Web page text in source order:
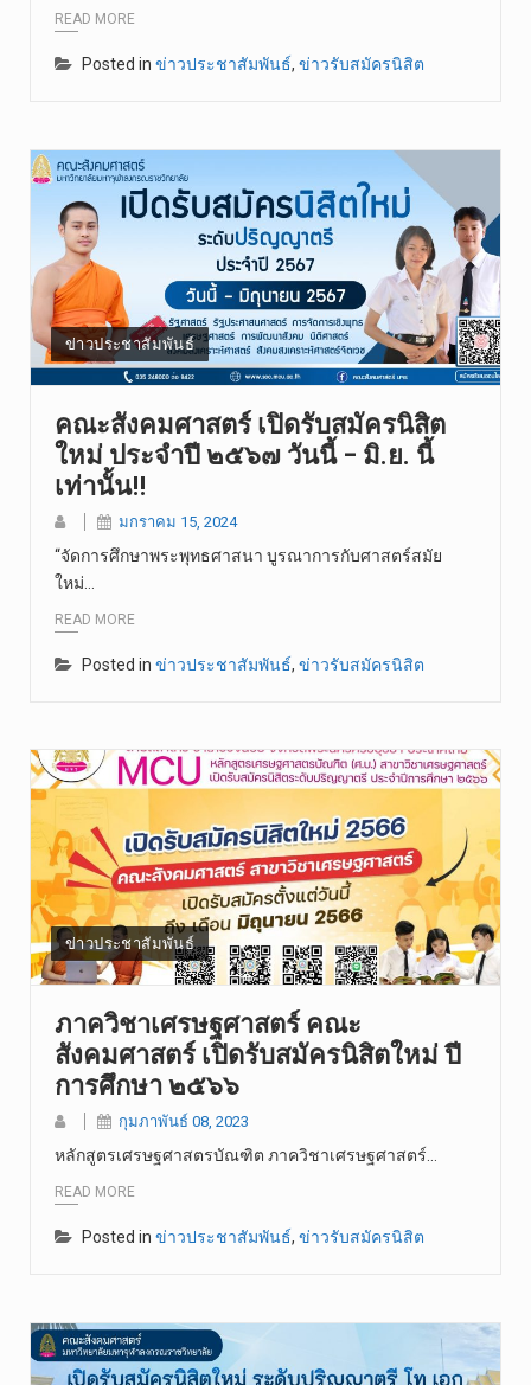
READ MORE
Posted in ข่าวประชาสัมพันธ์, ข่าวรับสมัครนิสิต
ข่าวประชาสัมพันธ์
คณะสังคมศาสตร์ เปิดรับสมัครนิสิต
ใหม่ ประจำปี ๒๕๖๗ วันนี้ – มิ.ย. นี้
เท่านั้น!!
มกราคม 15, 2024
“จัดการศึกษาพระพุทธศาสนา บูรณาการกับศาสตร์สมัย
ใหม่…
READ MORE
Posted in ข่าวประชาสัมพันธ์, ข่าวรับสมัครนิสิต
ข่าวประชาสัมพันธ์
ภาควิชาเศรษฐศาสตร์ คณะ
สังคมศาสตร์ เปิดรับสมัครนิสิตใหม่ ปี
การศึกษา ๒๕๖๖
กุมภาพันธ์ 08, 2023
หลักสูตรเศรษฐศาสตรบัณฑิต ภาควิชาเศรษฐศาสตร์…
READ MORE
Posted in ข่าวประชาสัมพันธ์, ข่าวรับสมัครนิสิต